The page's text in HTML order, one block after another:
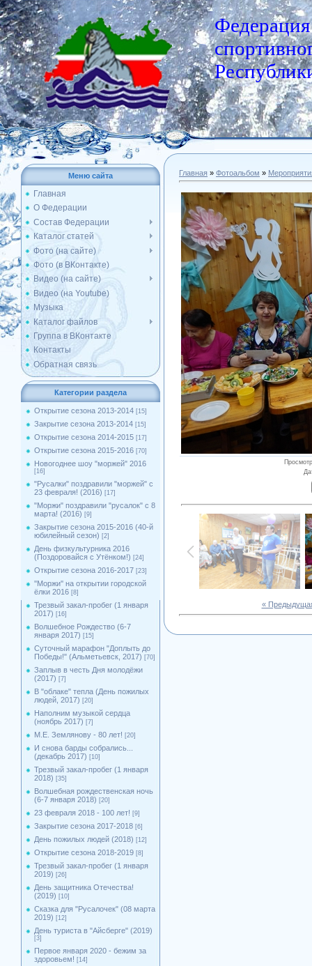
Федерация
Меню сайта
Главная
О Федерации
Состав Федерации
Каталог статей
Фото (на сайте)
Фото (в ВКонтакте)
Видео (на сайте)
Видео (на Youtube)
Музыка
Каталог файлов
Группа в ВКонтакте
Контакты
Обратная связь
Категории раздела
Открытие сезона 2013-2014 [15]
Закрытие сезона 2013-2014 [15]
Открытие сезона 2014-2015 [17]
Открытие сезона 2015-2016 [70]
Новогоднее шоу "моржей" 2016
[16]
"Русалки" поздравили "моржей" с
23 февраля! (2016) [17]
"Моржи" поздравили "русалок" с 8
марта! (2016) [9]
Закрытие сезона 2015-2016 (40-й
юбилейный сезон) [2]
День физкультурника 2016
(Поздоровайся с Утёнком!) [24]
Открытие сезона 2016-2017 [23]
''Моржи'' на открытии городской
ёлки 2016 [8]
Трезвый закал-пробег (1 января
2017) [16]
Волшебное Рождество (6-7
января 2017) [15]
Суточный марафон "Доплыть до
Победы!" (Альметьевск, 2017) [70]
Заплыв в честь Дня молодёжи
(2017) [7]
В "облаке" тепла (День пожилых
людей, 2017) [20]
Наполним музыкой сердца
(ноябрь 2017) [7]
М.Е. Землянову - 80 лет! [20]
И снова барды собрались...
(декабрь 2017) [10]
Трезвый закал-пробег (1 января
2018) [35]
Волшебная рождественская ночь
(6-7 января 2018) [20]
23 февраля 2018 - 100 лет! [9]
Закрытие сезона 2017-2018 [6]
День пожилых людей (2018) [12]
Открытие сезона 2018-2019 [8]
Трезвый закал-пробег (1 января
2019) [26]
День защитника Отечества!
(2019) [10]
Сказка для "Русалочек" (08 марта
2019) [12]
День туриста в "Айсберге" (2019)
[3]
Первое января 2020 - бежим за
здоровьем! [14]
Главная » Фотоальбом »
«